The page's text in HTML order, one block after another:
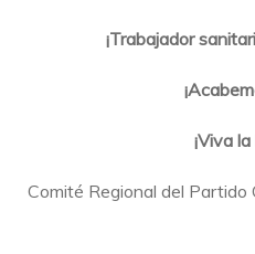
¡Trabajador
¡Viva
Comité Regional del Partido